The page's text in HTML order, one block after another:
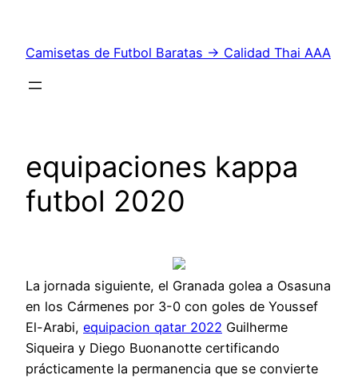
contenido
Camisetas de Futbol Baratas → Calidad Thai AAA
equipaciones kappa
futbol 2020
La jornada siguiente, el Granada golea a Osasuna
en los Cármenes por 3-0 con goles de Youssef
El-Arabi, equipacion qatar 2022 Guilherme
Siqueira y Diego Buonanotte certificando
prácticamente la permanencia que se convierte